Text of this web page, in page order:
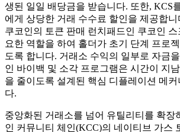
생된 일일 배당금을 받습니다. 또한, KCS
에게 상당한 거래 수수료 할인을 제공합
쿠코인의 토큰 판매 런치패드인 쿠코인
요한 역할을 하여 홀더가 초기 단계 프로
도록 합니다. 거래소 수익의 일부로 자금
인 바이백 및 소각 프로그램은 시간이 지
을 줄이도록 설계된 핵심 디플레이션 메커
다.
중앙화된 거래소를 넘어 유틸리티를 확장
인 커뮤니티 체인(KCC)의 네이티브 가스